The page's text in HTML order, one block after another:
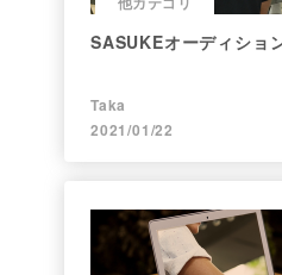
SASUKEオーディショ
Taka
2021/01/22